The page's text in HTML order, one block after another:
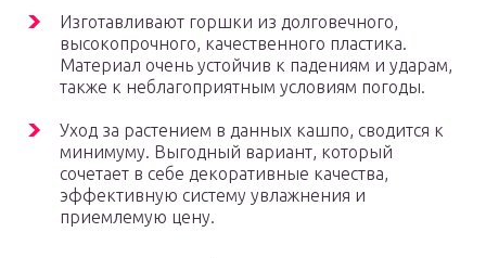
Изготавливают горшки из долговечного,
высокопрочного, качественного пластика.
Материал очень устойчив к падениям и ударам,
также к неблагоприятным условиям погоды.
Уход за растением в данных кашпо, сводится к
минимуму. Выгодный вариант, который
сочетает в себе декоративные качества,
эффективную систему увлажнения и
приемлемую цену.